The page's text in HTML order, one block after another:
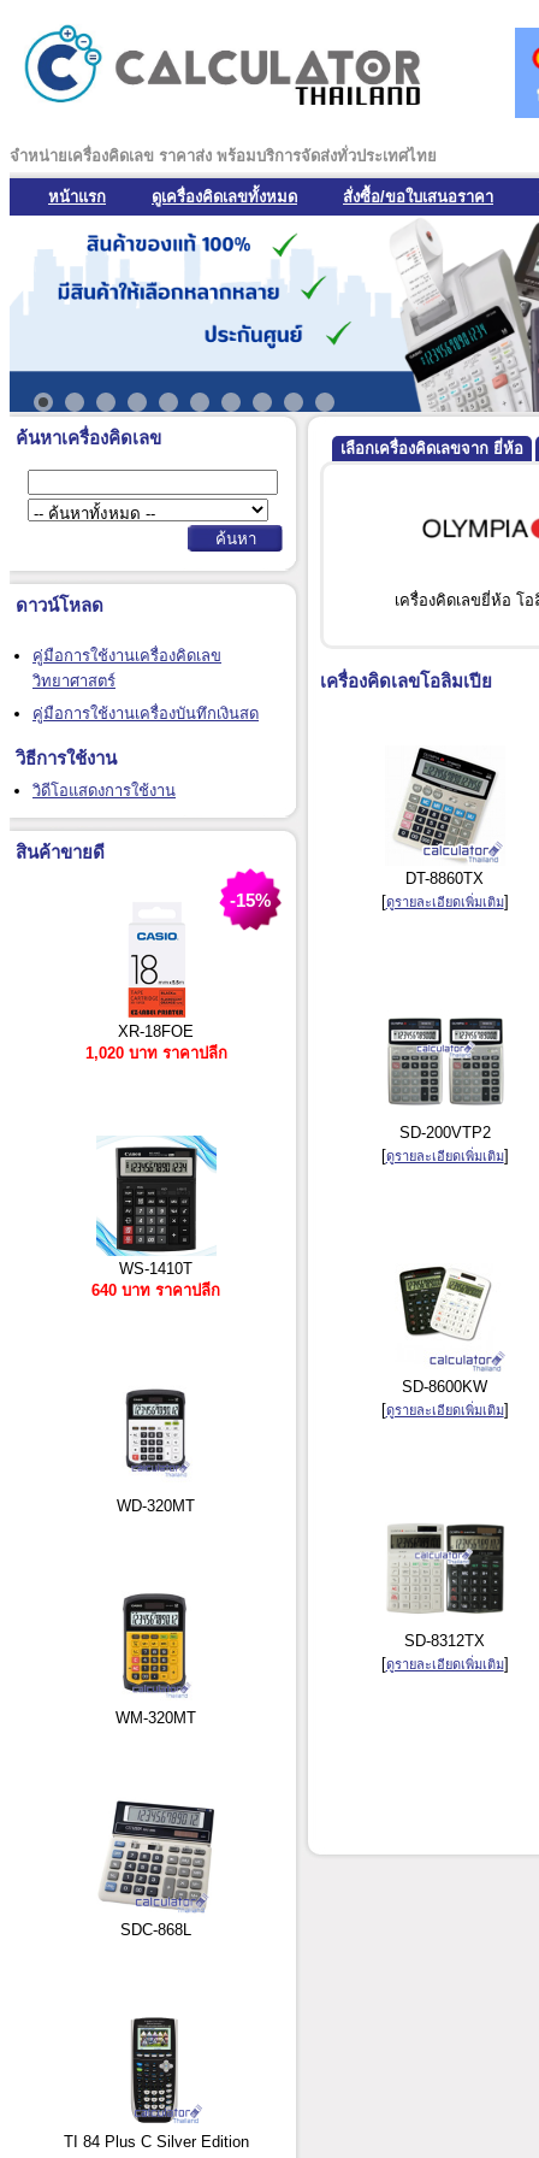
จำหน่ายเครื่องคิดเลข ราคาส่ง พร้อมบริการจัดส่งทั่วประเทศไทย
หน้าแรก ดูเครื่องคิดเลขทั้งหมด สั่งซื้อ/ขอใบเสนอราคา
ค้นหาเครื่องคิดเลข
ดาวน์โหลด
คู่มือการใช้งานเครื่องคิดเลข
วิทยาศาสตร์
คู่มือการใช้งานเครื่องบันทึกเงินสด
วิธีการใช้งาน
วิดีโอแสดงการใช้งาน
สินค้าขายดี
XR-18FOE
1,020 บาท ราคาปลีก
-15%
WS-1410T
640 บาท ราคาปลีก
WD-320MT
WM-320MT
SDC-868L
TI 84 Plus C Silver Edition
เลือกเครื่องคิดเลขจาก ยี่ห้อ
เครื่องคิดเลขยี่ห้อ โอ
เครื่องคิดเลขโอลิมเปีย
DT-8860TX
[ดูรายละเอียดเพิ่มเติม]
SD-200VTP2
[ดูรายละเอียดเพิ่มเติม]
SD-8600KW
[ดูรายละเอียดเพิ่มเติม]
SD-8312TX
[ดูรายละเอียดเพิ่มเติม]